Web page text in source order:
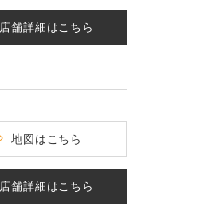
店舗詳細はこちら
地図 はこちら
店舗詳細はこちら